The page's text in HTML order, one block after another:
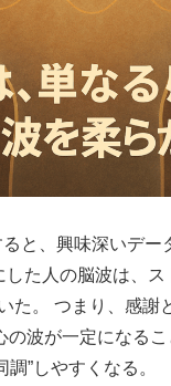
と、興味深いデー
した人の脳波は、ス
た。 つまり、感謝
の波が一定になる
”しやすくなる。